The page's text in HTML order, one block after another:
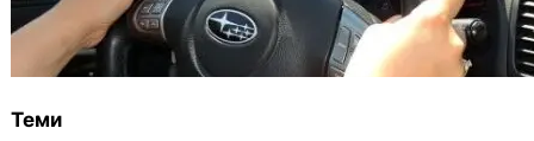
Възможни ограничения за Waze в Европа
след решение на Съда на ЕС
Теми